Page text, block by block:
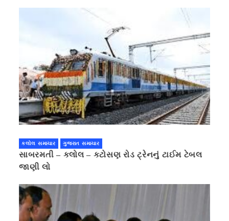
કલોલ સમાચાર ગુજરાત સમાચાર
સાબરમતી – કલોલ – કટોસણ રોડ ટ્રેનનું ટાઈમ ટેબલ
જાણી લો